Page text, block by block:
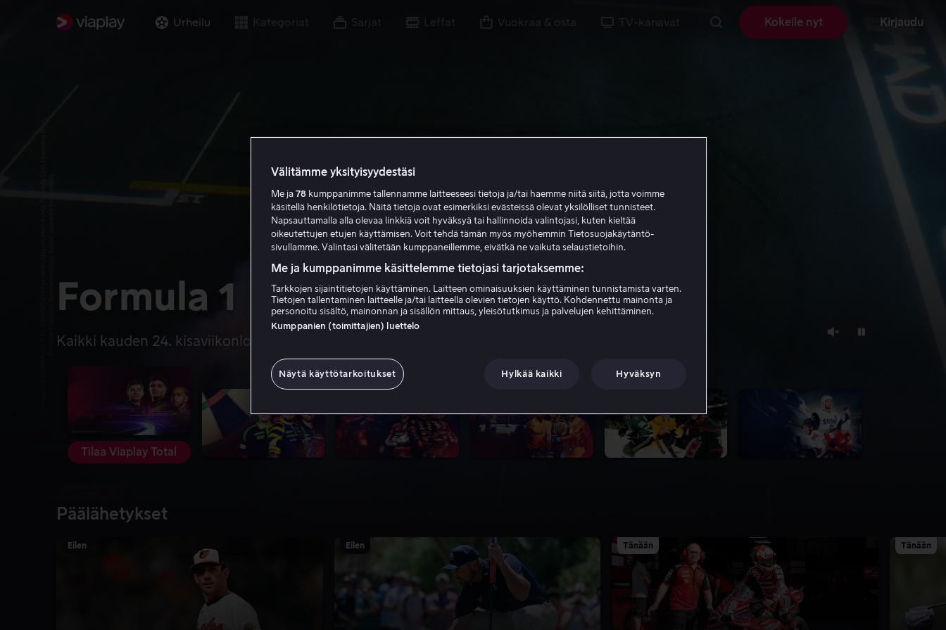
Urheilu Kategoriat Sarjat Leffat Vuokraa & osta TV-kanavat Kokeile nyt Kirjaudu
Formula 1
Kaikki kauden 24. kisaviikonloppua suorana Viaplayssa.
Tilaa Viaplay Total
Päälähetykset
Eilen Eilen Tänään Tänään
Välitämme yksityisyydestäsi
Me ja 78 kumppanimme tallennamme laitteeseesi tietoja ja/tai haemme niitä siitä, jotta voimme
käsitellä henkilötietoja. Näitä tietoja ovat esimerkiksi evästeissä olevat yksilölliset tunnisteet.
Napsauttamalla alla olevaa linkkiä voit hyväksyä tai hallinnoida valintojasi, kuten kieltää
oikeutettujen etujen käyttämisen. Voit tehdä tämän myös myöhemmin Tietosuojakäytäntö-
sivullamme. Valintasi välitetään kumppaneillemme, eivätkä ne vaikuta selaustietoihin.
Me ja kumppanimme käsittelemme tietojasi tarjotaksemme:
Tarkkojen sijaintitietojen käyttäminen. Laitteen ominaisuuksien käyttäminen tunnistamista varten.
Tietojen tallentaminen laitteelle ja/tai laitteella olevien tietojen käyttö. Kohdennettu mainonta ja
personoitu sisältö, mainonnan ja sisällön mittaus, yleisötutkimus ja palvelujen kehittäminen.
Kumppanien (toimittajien) luettelo
Näytä käyttötarkoitukset Hylkää kaikki Hyväksyn